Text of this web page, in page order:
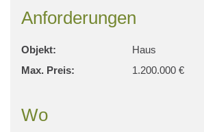
Anforderungen
Objekt:
Haus
Max. Preis:
1.200.000 €
Wo